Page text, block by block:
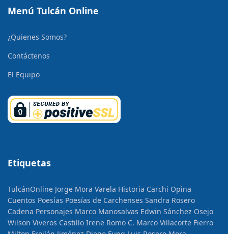
Menú Tulcán Online
¿Quienes Somos?
Contáctenos
El Equipo
Etiquetas
TulcánOnline Jorge Mora Varela Historia Carchi Opina
Cuentos Poesías Poesías de Carchenses Sandra Rosero
Cadena Personajes Marco Manosalvas Edwin Sánchez Osejo
Wilson Viveros Castillo Irene Romo C. Marco Villacorte Fierro